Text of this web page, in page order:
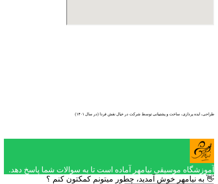
طراحی، ایده پردازی، ساخت و پشتیبانی توسط شرکت در خیال نقش فردا (در سال ۱۴۰۱)
آموزشگاه موسیقی نیامهر آماده است تا به سوالات شما پاسخ دهد.
👋 به نیامهر خوش آمدید، چطور میتونم کمکتون کنم ؟